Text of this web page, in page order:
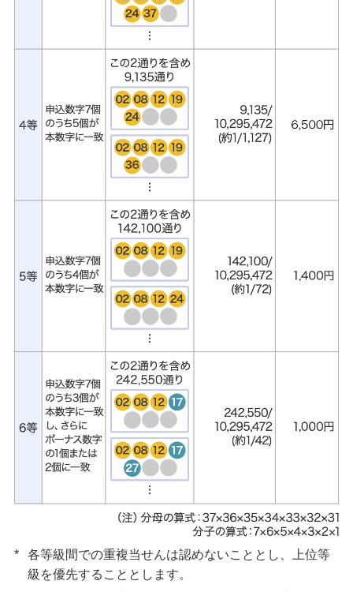
*
各等級間での重複当せんは認めないこととし、上位等
級を優先することとします。